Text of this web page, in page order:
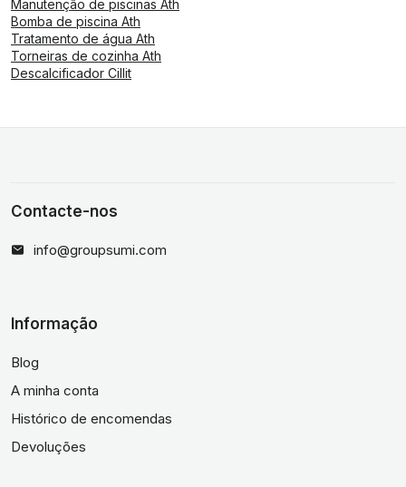
Manutenção de piscinas Ath
Bomba de piscina Ath
Tratamento de água Ath
Torneiras de cozinha Ath
Descalcificador Cillit
Contacte-nos
info@groupsumi.com
Informação
Blog
A minha conta
Histórico de encomendas
Devoluções